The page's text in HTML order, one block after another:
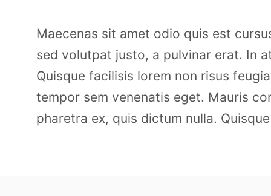
Maecenas sit amet odio quis est
sed volutpat justo, a pulvinar erat. In
Quisque facilisis lorem non risus
tempor sem venenatis eget. Mauris
pharetra ex, quis dictum nulla.